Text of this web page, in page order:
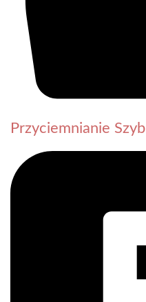
Przyciemnianie Szyb